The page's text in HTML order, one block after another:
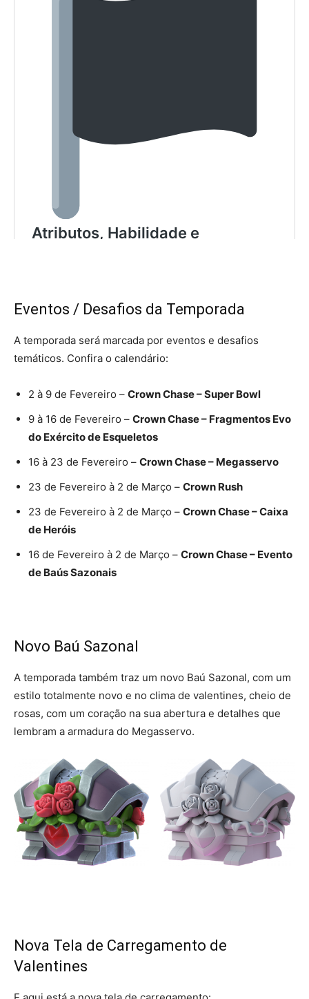
Eventos / Desafios da Temporada
A temporada será marcada por eventos e desafios
temáticos. Confira o calendário:
2 à 9 de Fevereiro – Crown Chase – Super Bowl
9 à 16 de Fevereiro – Crown Chase – Fragmentos Evo
do Exército de Esqueletos
16 à 23 de Fevereiro – Crown Chase – Megasservo
23 de Fevereiro à 2 de Março – Crown Rush
23 de Fevereiro à 2 de Março – Crown Chase – Caixa
de Heróis
16 de Fevereiro à 2 de Março – Crown Chase – Evento
de Baús Sazonais
Novo Baú Sazonal
A temporada também traz um novo Baú Sazonal, com um
estilo totalmente novo e no clima de valentines, cheio de
rosas, com um coração na sua abertura e detalhes que
lembram a armadura do Megasservo.
Nova Tela de Carregamento de
Valentines